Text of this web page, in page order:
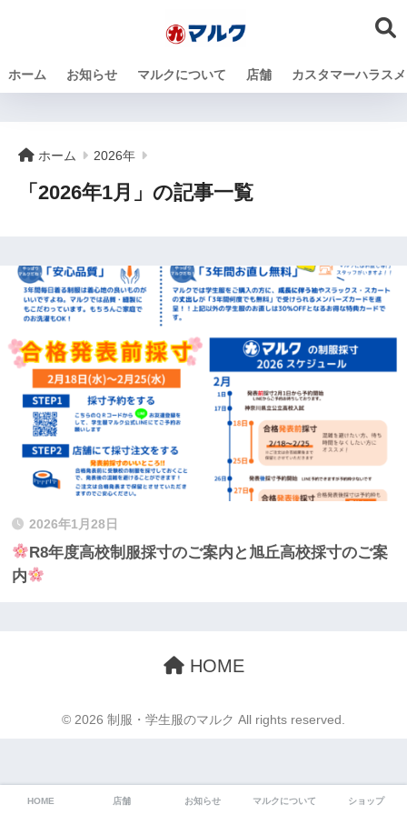
ホーム お知らせ マルクについて 店舗 カスタマーハラス
ホーム 2026年
「2026年1月」の記事一覧
2026年1月28日
R8年度高校制服採寸のご案内と旭丘高校採寸のご案
内
HOME
© 2026 制服・学生服のマルク All rights reserved.
HOME 店舗 お知らせ マルクについて ショップ